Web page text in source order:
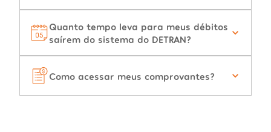
Quanto tempo leva para meus débitos
saírem do sistema do DETRAN?
Como acessar meus comprovantes?